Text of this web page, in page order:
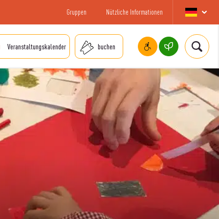
Gruppen Nützliche Informationen
Veranstaltungskalender buchen